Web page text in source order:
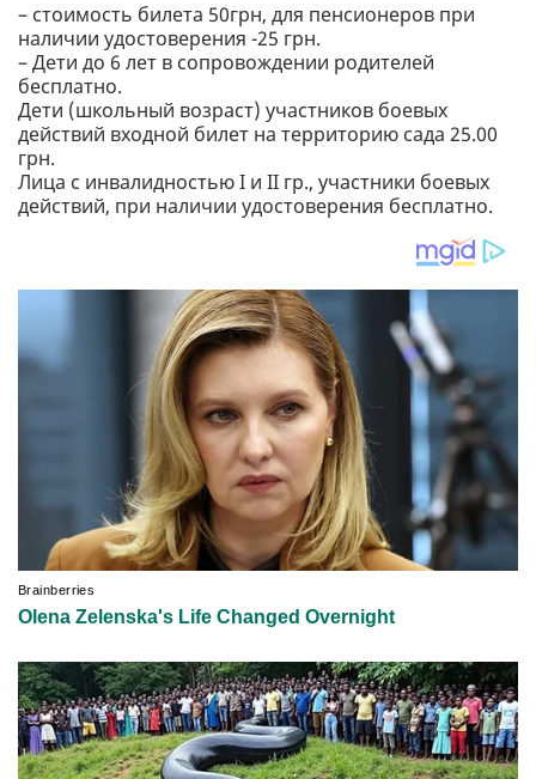
– стоимость билета 50грн, для пенсионеров при
наличии удостоверения -25 грн.
– Дети до 6 лет в сопровождении родителей
бесплатно.
Дети (школьный возраст) участников боевых
действий входной билет на территорию сада 25.00
грн.
Лица с инвалидностью I и II гр., участники боевых
действий, при наличии удостоверения бесплатно.